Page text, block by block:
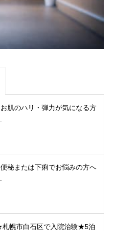
肌のハリ・弾力が気になる方
秘または下痢でお悩みの方へ
幌市白石区で入院治験★5泊